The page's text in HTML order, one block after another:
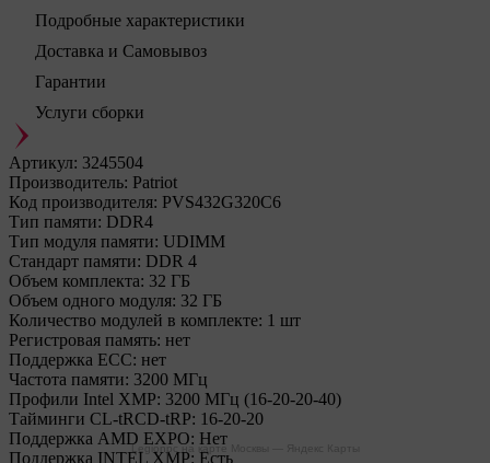
Подробные характеристики
Доставка и Самовывоз
Гарантии
Услуги сборки
Артикул: 3245504
Производитель: Patriot
Код производителя: PVS432G320C6
Тип памяти: DDR4
Тип модуля памяти: UDIMM
Стандарт памяти: DDR 4
Объем комплекта: 32 ГБ
Объем одного модуля: 32 ГБ
Количество модулей в комплекте: 1 шт
Регистровая память: нет
Поддержка ECC: нет
Частота памяти: 3200 МГц
Профили Intel XMP: 3200 МГц (16-20-20-40)
Тайминги CL-tRCD-tRP: 16-20-20
Поддержка AMD EXPO: Нет
Поддержка INTEL XMP: Есть
Legionpc на карте Москвы — Яндекс Карты